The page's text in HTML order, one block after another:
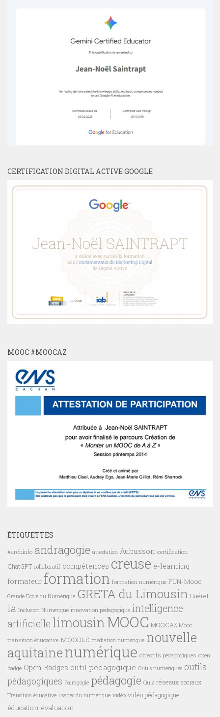
CERTIFICATION DIGITAL ACTIVE GOOGLE
MOOC #MOOCAZ
ÉTIQUETTES
#archinfo andragogie attestation Aubusson certification
ChatGPT collaboratif compétences creuse e-learning
formateur formation formation numérique FUN-Mooc
Grande Ecole du Numérique GRETA du Limousin Guéret
ia Inclusion Numérique innovation pédagogique intelligence
artificielle limousinMOOC MOOCAZ Mooc
transition éducative MOODLE médiation numérique nouvelle
aquitainenumérique objectifs pédagogiques open
badge Open Badges outil pédagogique Outils numériques outils
pédagogiques Pairagogie pédagogie Quiz réseaux sociaux
Transition éducative usages du numérique vidéo vidéo pédagogique
éducation évaluation